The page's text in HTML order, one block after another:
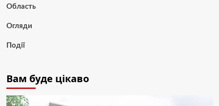
Область
Огляди
Події
Вам буде цікаво